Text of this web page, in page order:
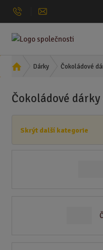
Ú
d
s
Dárky Čokoládové
Čokoládové
Skrýt další kategorie